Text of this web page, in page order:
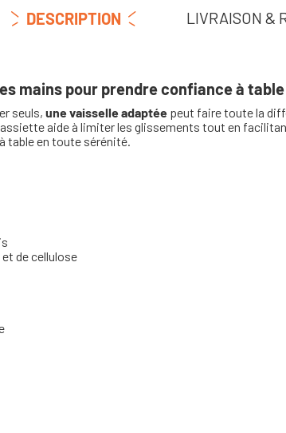
DESCRIPTION LIVRAISON &
mains pour prendre confiance à table
seuls, une vaisselle adaptée peut faire toute la
aide à limiter les glissements tout en
table en toute sérénité.
de cellulose